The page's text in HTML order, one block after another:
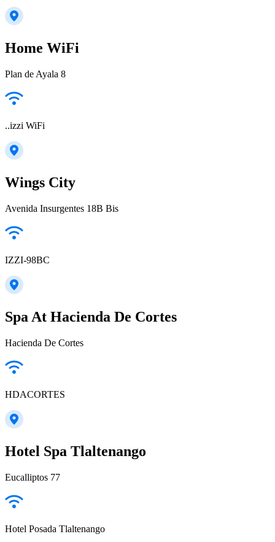
Home WiFi
Plan de Ayala 8
..izzi WiFi
Wings City
Avenida Insurgentes 18B Bis
IZZI-98BC
Spa At Hacienda De Cortes
Hacienda De Cortes
HDACORTES
Hotel Spa Tlaltenango
Eucalliptos 77
Hotel Posada Tlaltenango